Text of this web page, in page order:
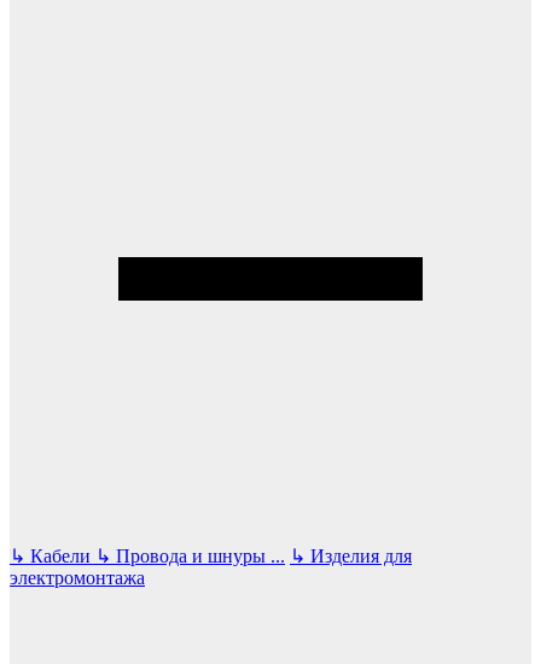
↳ Кабели ↳ Провода и шнуры ... ↳ Изделия для
электромонтажа